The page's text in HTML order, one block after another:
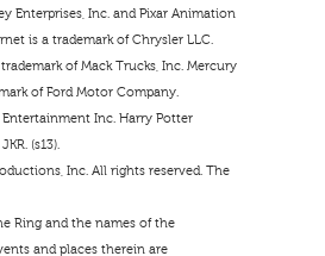
Enterprises, Inc. and Pixar Animation
is a trademark of Chrysler LLC.
of Mack Trucks, Inc. Mercury
of Ford Motor Company.
Inc. Harry Potter
(s13).
Inc. All rights reserved. The
Ring and the names of the
and places therein are